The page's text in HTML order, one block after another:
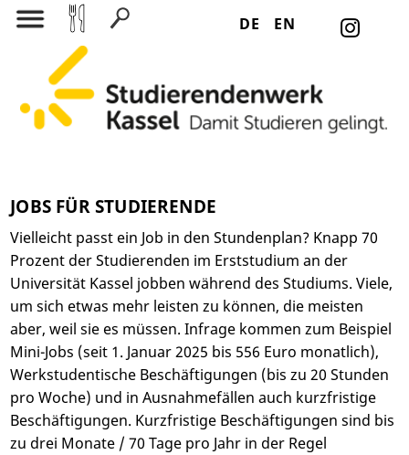
DE EN
Suchen nach:
JOBS FÜR STUDIERENDE
Vielleicht passt ein Job in den Stundenplan? Knapp 70
Prozent der Studierenden im Erststudium an der
Universität Kassel jobben während des Studiums. Viele,
um sich etwas mehr leisten zu können, die meisten
aber, weil sie es müssen. Infrage kommen zum Beispiel
Mini-Jobs (seit 1. Januar 2025 bis 556 Euro monatlich),
Werkstudentische Beschäftigungen (bis zu 20 Stunden
pro Woche) und in Ausnahmefällen auch kurzfristige
Beschäftigungen. Kurzfristige Beschäftigungen sind bis
zu drei Monate / 70 Tage pro Jahr in der Regel